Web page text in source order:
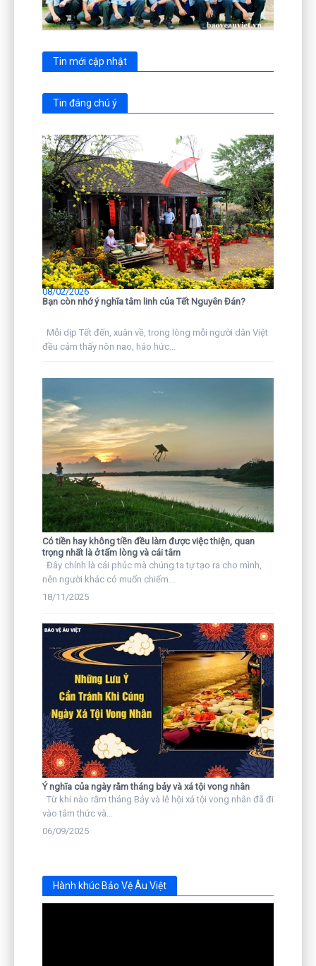
Tin mới cập nhật
Tin đáng chú ý
Bạn còn nhớ ý nghĩa tâm linh của Tết Nguyên Đán?
08/02/2026
Mỗi dịp Tết đến, xuân về, trong lòng mỗi người dân Việt
đều cảm thấy nôn nao, háo hức...
Có tiền hay không tiền đều làm được việc thiện, quan
trọng nhất là ở tấm lòng và cái tâm
Đây chính là cái phúc mà chúng ta tự tạo ra cho mình,
nên người khác có muốn chiếm...
18/11/2025
Ý nghĩa của ngày rằm tháng bảy và xá tội vong nhân
Từ khi nào rằm tháng Bảy và lễ hội xá tội vong nhân đã đi
vào tâm thức và...
06/09/2025
Hành khúc Bảo Vệ Âu Việt